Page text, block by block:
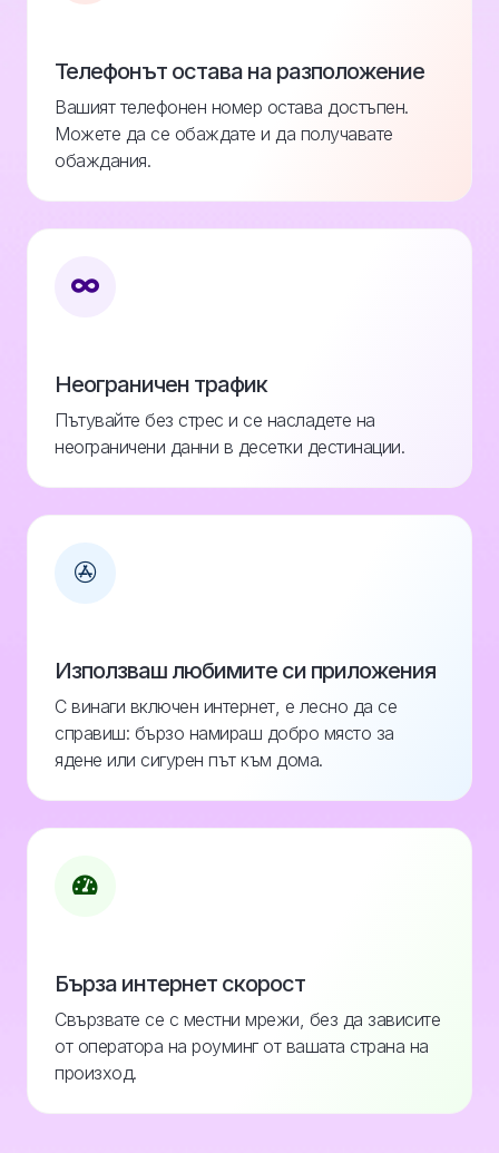
Телефонът остава на разположение
Вашият телефонен номер остава достъпен.
Можете да се обаждате и да получавате
обаждания.
Неограничен трафик
Пътувайте без стрес и се насладете на
неограничени данни в десетки дестинации.
Използваш любимите си приложения
С винаги включен интернет, е лесно да се
справиш: бързо намираш добро място за
ядене или сигурен път към дома.
Бърза интернет скорост
Свързвате се с местни мрежи, без да зависите
от оператора на роуминг от вашата страна на
произход.